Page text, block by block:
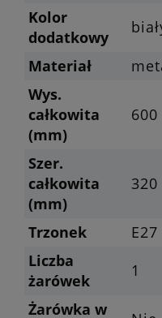
Kolor
dodatkowy
Materiał
Wys.
całkowita
(mm)
600
Szer.
całkowita
(mm)
320
Trzonek E27
Liczba
żarówek
1
Żarówka w